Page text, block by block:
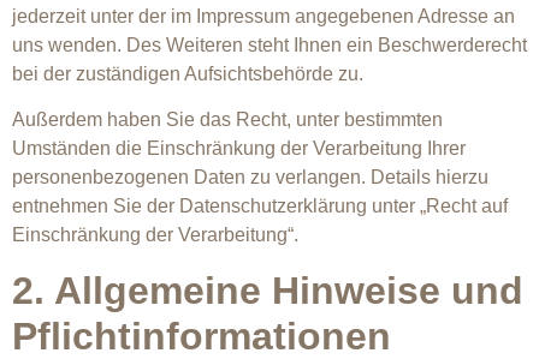
jederzeit unter der im Impressum angegebenen Adresse an
uns wenden. Des Weiteren steht Ihnen ein Beschwerderecht
bei der zuständigen Aufsichtsbehörde zu.
Außerdem haben Sie das Recht, unter bestimmten
Umständen die Einschränkung der Verarbeitung Ihrer
personenbezogenen Daten zu verlangen. Details hierzu
entnehmen Sie der Datenschutzerklärung unter „Recht auf
Einschränkung der Verarbeitung“.
2. Allgemeine Hinweise und
Pflichtinformationen